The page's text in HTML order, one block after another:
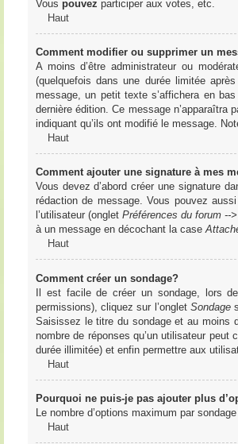
Vous pouvez participer aux votes, etc.
Haut
Comment modifier ou supprimer un
A moins d’être administrateur ou
(quelquefois dans une durée limitée
message, un petit texte s’affichera en
dernière édition. Ce message
indiquant qu’ils ont modifié le message.
Haut
Comment ajouter une signature à mes
Vous devez d’abord créer une signature
rédaction de message. Vous pouvez
l’utilisateur (onglet Préférences du forum --
à un message en décochant la case
Haut
Comment créer un sondage?
Il est facile de créer un sondage, lors
permissions), cliquez sur l’onglet Sondage
Saisissez le titre du sondage et au moins
nombre de réponses qu’un utilisateur peut
durée illimitée) et enfin permettre aux
Haut
Pourquoi ne puis-je pas ajouter plus
Le nombre d’options maximum par
Haut